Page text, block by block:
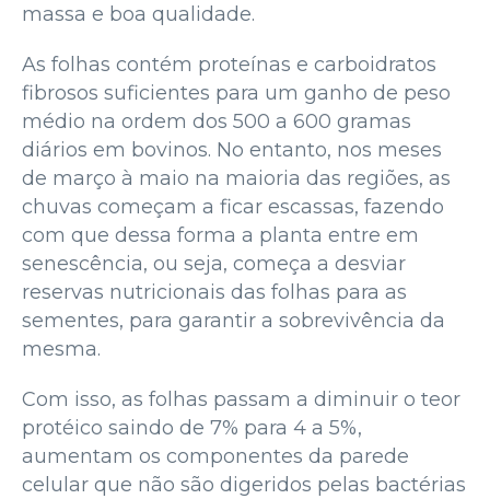
massa e boa qualidade.
As folhas contém proteínas e carboidratos
fibrosos suficientes para um ganho de peso
médio na ordem dos 500 a 600 gramas
diários em bovinos. No entanto, nos meses
de março à maio na maioria das regiões, as
chuvas começam a ficar escassas, fazendo
com que dessa forma a planta entre em
senescência, ou seja, começa a desviar
reservas nutricionais das folhas para as
sementes, para garantir a sobrevivência da
mesma.
Com isso, as folhas passam a diminuir o teor
protéico saindo de 7% para 4 a 5%,
aumentam os componentes da parede
celular que não são digeridos pelas bactérias